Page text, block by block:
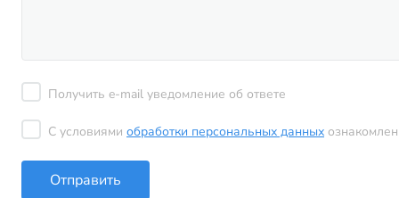
Получить e-mail уведомление об ответе
С условиями обработки персональных данных ознакомлен
Отправить